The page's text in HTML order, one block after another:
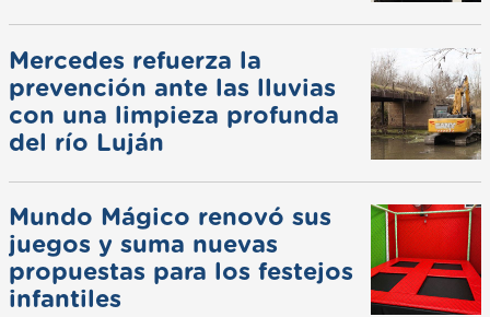
Mercedes refuerza la
prevención ante las lluvias
con una limpieza profunda
del río Luján
Mundo Mágico renovó sus
juegos y suma nuevas
propuestas para los festejos
infantiles